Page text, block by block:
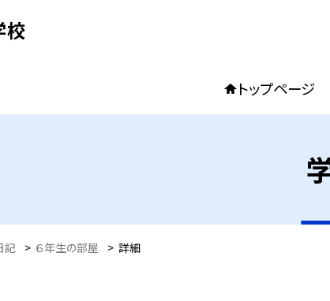
校
トップページ
記 > ６年生の部屋 > 詳細